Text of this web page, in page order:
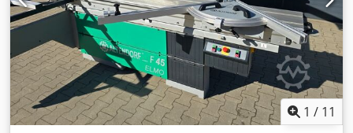
Iluminação LED Extensão da mesa 840 mm Carro duplo
3200 mm Guia angular DIGITAL LD Guia paralelo CNC 1300
mm Rolo de apoio frontal DUPLEX 1350 mm (2019)
1 / 11